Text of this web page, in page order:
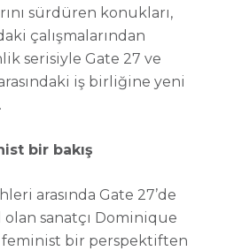
sürdüren konukları,
çalışmalarından
serisiyle Gate 27 ve
iş birliğine yeni
bir bakış
arasında Gate 27’de
sanatçı Dominique
bir perspektiften